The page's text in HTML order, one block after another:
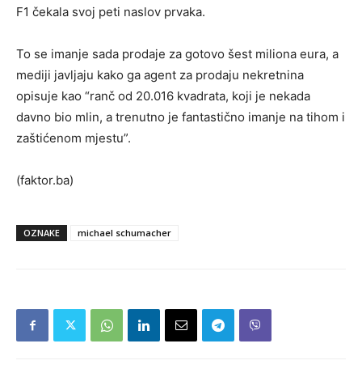
F1 čekala svoj peti naslov prvaka.
To se imanje sada prodaje za gotovo šest miliona eura, a
mediji javljaju kako ga agent za prodaju nekretnina
opisuje kao “ranč od 20.016 kvadrata, koji je nekada
davno bio mlin, a trenutno je fantastično imanje na tihom i
zaštićenom mjestu”.
(faktor.ba)
OZNAKE michael schumacher